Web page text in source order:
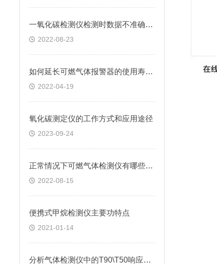
一氧化碳检测仪检测时数据不准确怎么处理
2022-08-23
如何延长可燃气体报警器的使用寿命?
2022-04-19
氧化碳测定仪的工作方式和应用途径
2023-09-24
正常情况下可燃气体检测仪有哪些使用注意事项
2022-08-15
便携式甲烷检测仪主要功特点
2021-01-14
分析气体检测仪中的T90\T50响应时间